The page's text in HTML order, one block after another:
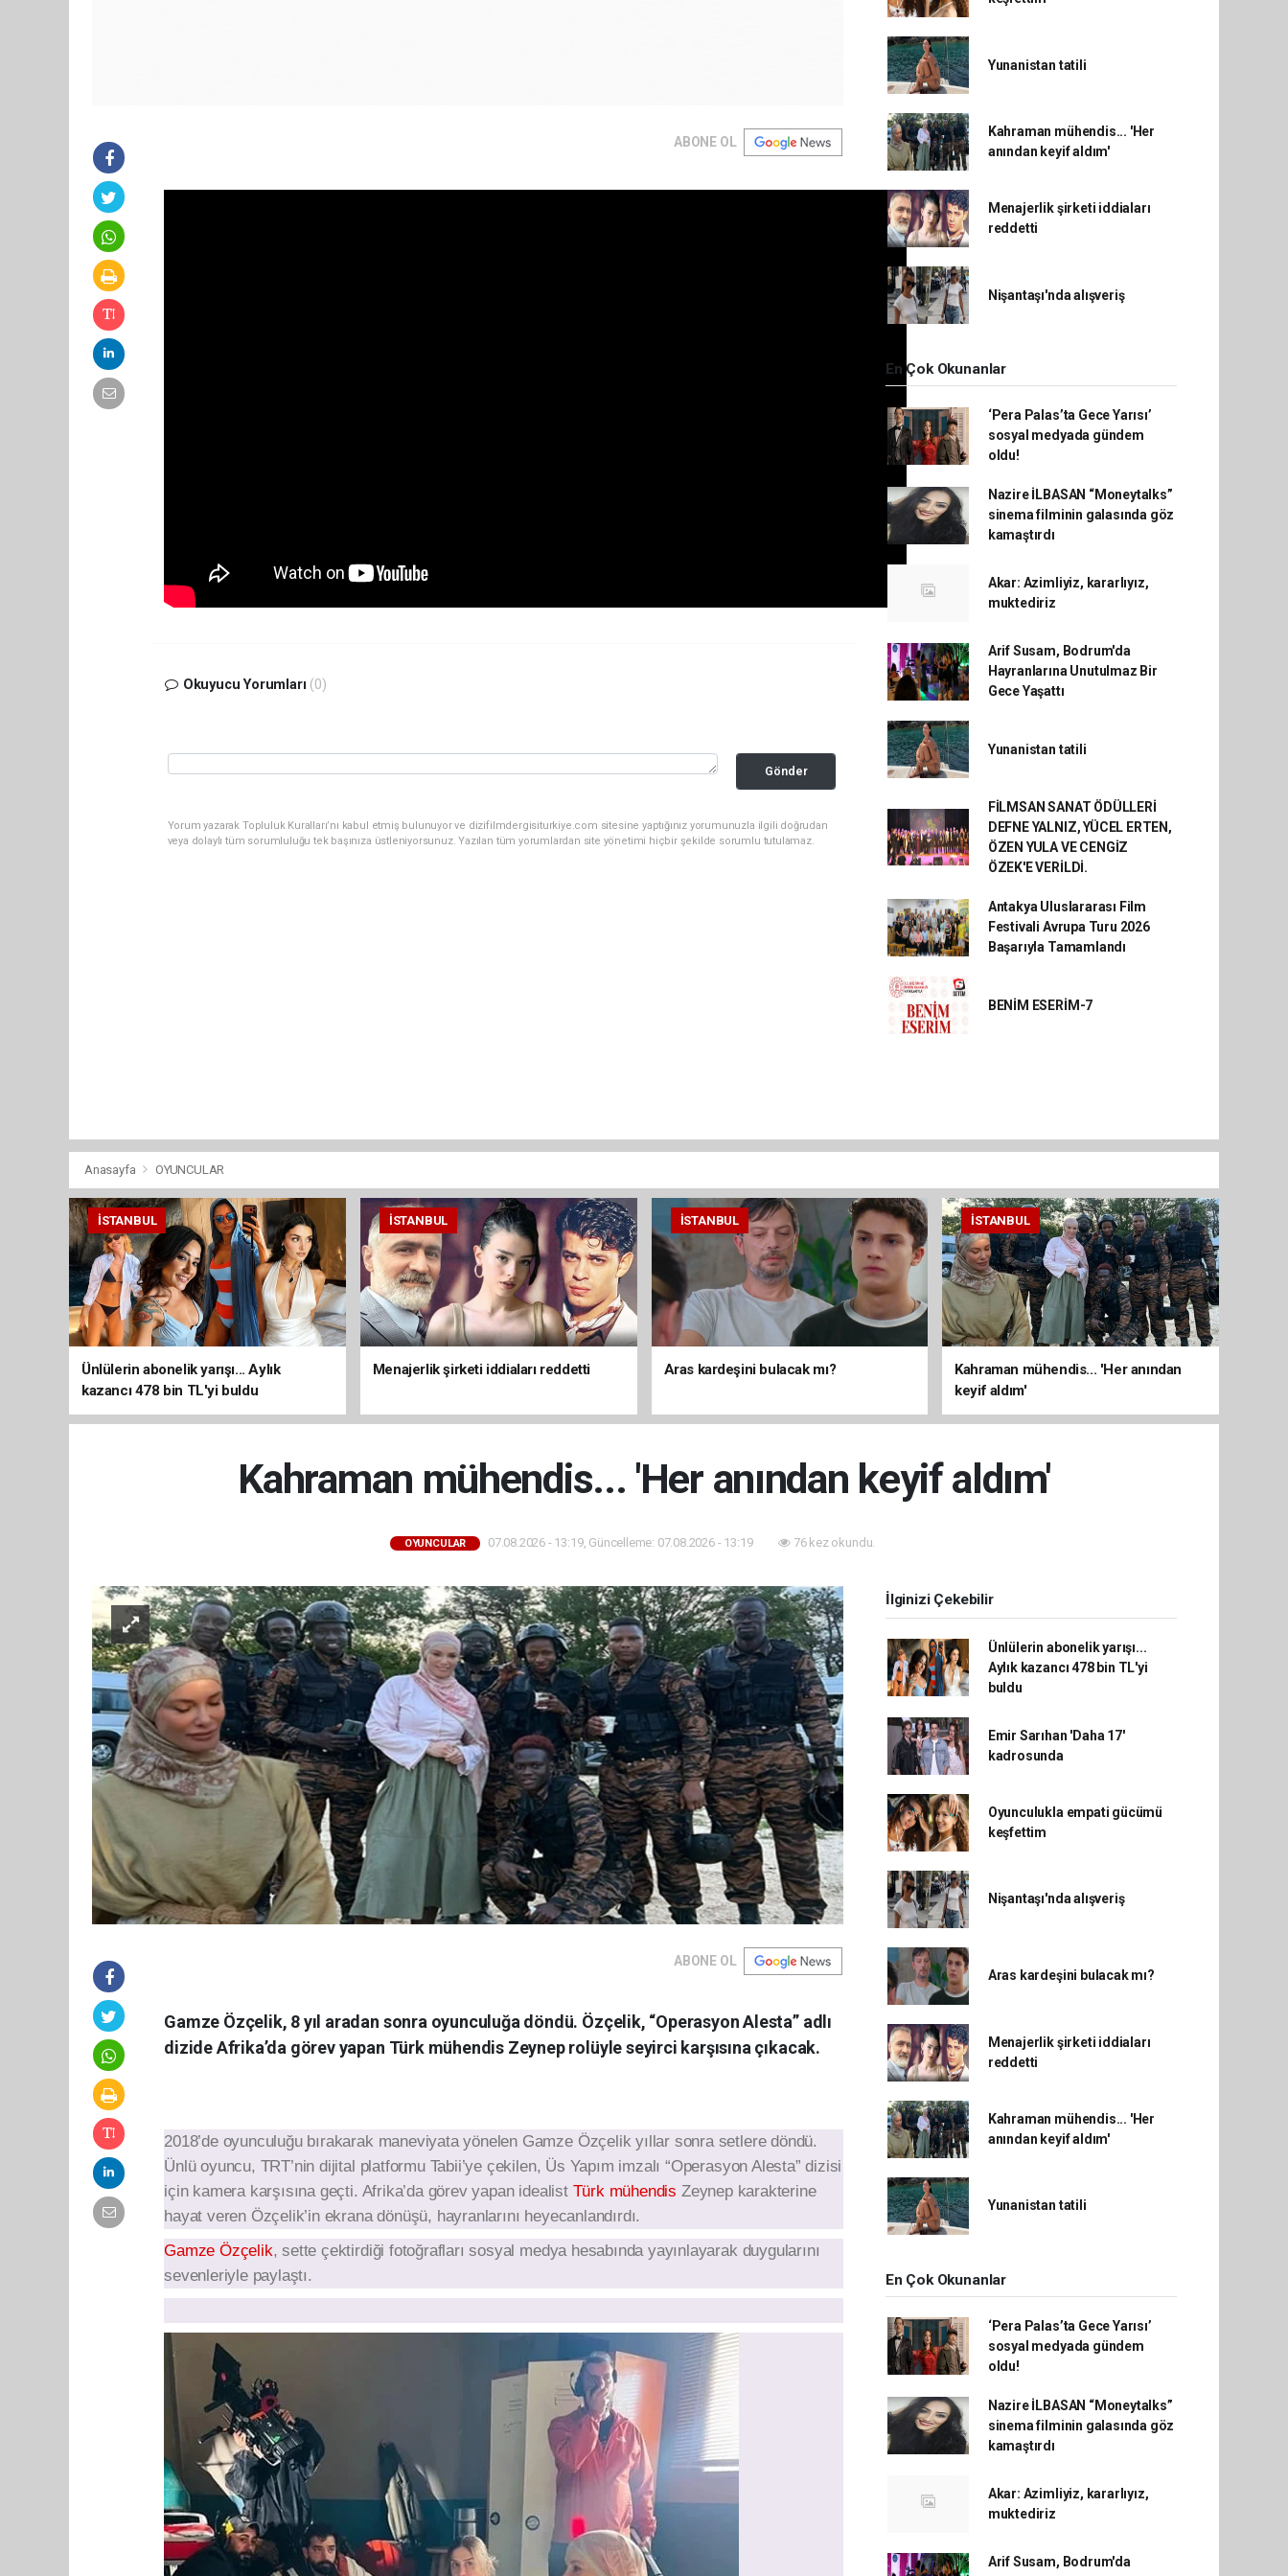
ABONE OL
Okuyucu Yorumları (0)
Gönder
Yorum yazarak Topluluk Kuralları’nı kabul etmiş bulunuyor ve dizifilmdergisiturkiye.com sitesine yaptığınız yorumunuzla ilgili doğrudan
veya dolaylı tüm sorumluluğu tek başınıza üstleniyorsunuz. Yazılan tüm yorumlardan site yönetimi hiçbir şekilde sorumlu tutulamaz.
Yunanistan tatili
Kahraman mühendis... 'Her
anından keyif aldım'
Menajerlik şirketi iddiaları
reddetti
Nişantaşı'nda alışveriş
En Çok Okunanlar
‘Pera Palas’ta Gece Yarısı’
sosyal medyada gündem
oldu!
Nazire İLBASAN “Moneytalks”
sinema filminin galasında göz
kamaştırdı
Akar: Azimliyiz, kararlıyız,
muktediriz
Arif Susam, Bodrum'da
Hayranlarına Unutulmaz Bir
Gece Yaşattı
Yunanistan tatili
FİLMSAN SANAT ÖDÜLLERİ
DEFNE YALNIZ, YÜCEL ERTEN,
ÖZEN YULA VE CENGİZ
ÖZEK'E VERİLDİ.
Antakya Uluslararası Film
Festivali Avrupa Turu 2026
Başarıyla Tamamlandı
BENİM ESERİM-7
Anasayfa OYUNCULAR
İSTANBUL
Ünlülerin abonelik yarışı... Aylık
kazancı 478 bin TL'yi buldu
İSTANBUL
Menajerlik şirketi iddiaları reddetti
İSTANBUL
Aras kardeşini bulacak mı?
İSTANBUL
Kahraman mühendis... 'Her anından
keyif aldım'
Kahraman mühendis... 'Her anından keyif aldım'
OYUNCULAR 07.08.2026 - 13:19, Güncelleme: 07.08.2026 - 13:19 76 kez okundu.
ABONE OL
Gamze Özçelik, 8 yıl aradan sonra oyunculuğa döndü. Özçelik, “Operasyon Alesta” adlı
dizide Afrika’da görev yapan Türk mühendis Zeynep rolüyle seyirci karşısına çıkacak.
2018’de oyunculuğu bırakarak maneviyata yönelen Gamze Özçelik yıllar sonra setlere döndü.
Ünlü oyuncu, TRT’nin dijital platformu Tabii’ye çekilen, Üs Yapım imzalı “Operasyon Alesta” dizisi
için kamera karşısına geçti. Afrika’da görev yapan idealist Türk mühendis Zeynep karakterine
hayat veren Özçelik’in ekrana dönüşü, hayranlarını heyecanlandırdı.
Gamze Özçelik, sette çektirdiği fotoğrafları sosyal medya hesabında yayınlayarak duygularını
sevenleriyle paylaştı.
İlginizi Çekebilir
Ünlülerin abonelik yarışı...
Aylık kazancı 478 bin TL'yi
buldu
Emir Sarıhan 'Daha 17'
kadrosunda
Oyunculukla empati gücümü
keşfettim
Nişantaşı'nda alışveriş
Aras kardeşini bulacak mı?
Menajerlik şirketi iddiaları
reddetti
Kahraman mühendis... 'Her
anından keyif aldım'
Yunanistan tatili
En Çok Okunanlar
‘Pera Palas’ta Gece Yarısı’
sosyal medyada gündem
oldu!
Nazire İLBASAN “Moneytalks”
sinema filminin galasında göz
kamaştırdı
Akar: Azimliyiz, kararlıyız,
muktediriz
Arif Susam, Bodrum'da